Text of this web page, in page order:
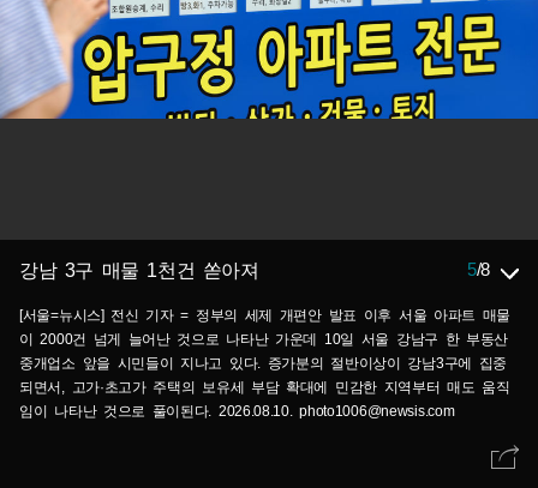
강남 3구 매물 1천건 쏟아져 5/8
[서울=뉴시스] 전신 기자 = 정부의 세제 개편안 발표 이후 서울 아파트 매물
이 2000건 넘게 늘어난 것으로 나타난 가운데 10일 서울 강남구 한 부동산
중개업소 앞을 시민들이 지나고 있다. 증가분의 절반이상이 강남3구에 집중
되면서, 고가·초고가 주택의 보유세 부담 확대에 민감한 지역부터 매도 움직
임이 나타난 것으로 풀이된다. 2026.08.10. photo1006@newsis.com